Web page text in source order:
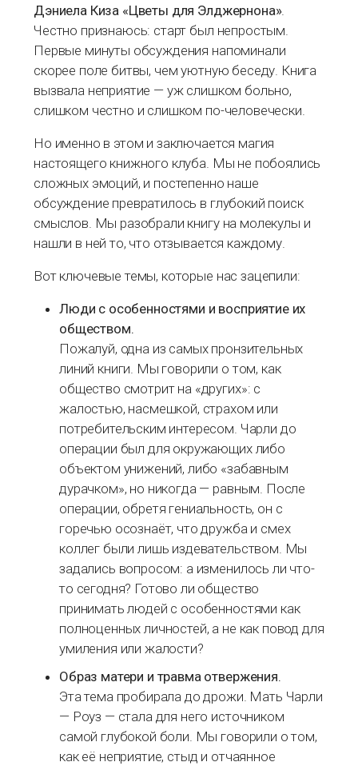
Дэниела Киза «Цветы для Элджернона».
Честно признаюсь: старт был непростым.
Первые минуты обсуждения напоминали
скорее поле битвы, чем уютную беседу. Книга
вызвала неприятие — уж слишком больно,
слишком честно и слишком по-человечески.
Но именно в этом и заключается магия
настоящего книжного клуба. Мы не побоялись
сложных эмоций, и постепенно наше
обсуждение превратилось в глубокий поиск
смыслов. Мы разобрали книгу на молекулы и
нашли в ней то, что отзывается каждому.
Вот ключевые темы, которые нас зацепили:
Люди с особенностями и восприятие их
обществом.
Пожалуй, одна из самых пронзительных
линий книги. Мы говорили о том, как
общество смотрит на «других»: с
жалостью, насмешкой, страхом или
потребительским интересом. Чарли до
операции был для окружающих либо
объектом унижений, либо «забавным
дурачком», но никогда — равным. После
операции, обретя гениальность, он с
горечью осознаёт, что дружба и смех
коллег были лишь издевательством. Мы
задались вопросом: а изменилось ли что-
то сегодня? Готово ли общество
принимать людей с особенностями как
полноценных личностей, а не как повод для
умиления или жалости?
Образ матери и травма отвержения.
Эта тема пробирала до дрожи. Мать Чарли
— Роуз — стала для него источником
самой глубокой боли. Мы говорили о том,
как её неприятие, стыд и отчаянное